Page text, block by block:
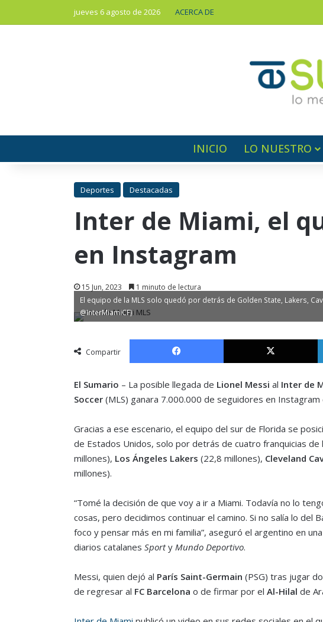
jueves 6 agosto de 2026 ACERCA DE
INICIO LO NUESTRO
Deportes Destacadas
Inter de Miami, el
en Instagram
15 Jun, 2023 1 minuto de lectura
El equipo de la MLS solo quedó por detrás de Golden State, Lakers,
@InterMiamiCF)
Compartir
Facebook X
El Sumario – La posible llegada de Lionel Messi al Inter de
Soccer(MLS) ganara 7.000.000 de seguidores en Instagram
Gracias a ese escenario, el equipo del sur de Florida se
de Estados Unidos, solo por detrás de cuatro franquicias de
millones), Los Ángeles Lakers (22,8 millones), Cleveland
millones).
“Tomé la decisión de que voy a ir a Miami. Todavía no lo
cosas, pero decidimos continuar el camino. Si no salía lo del
foco y pensar más en mi familia”, aseguró el argentino en
diarios catalanes Sporty Mundo Deportivo.
Messi, quien dejó al París Saint-Germain (PSG) tras jugar
de regresar al FC Barcelona o de firmar por el Al-Hilal de